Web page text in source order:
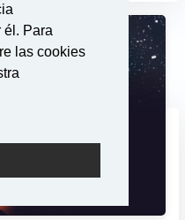
él. Para
las cookies